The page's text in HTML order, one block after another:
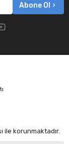
Abone Ol
ile korunmaktadır.